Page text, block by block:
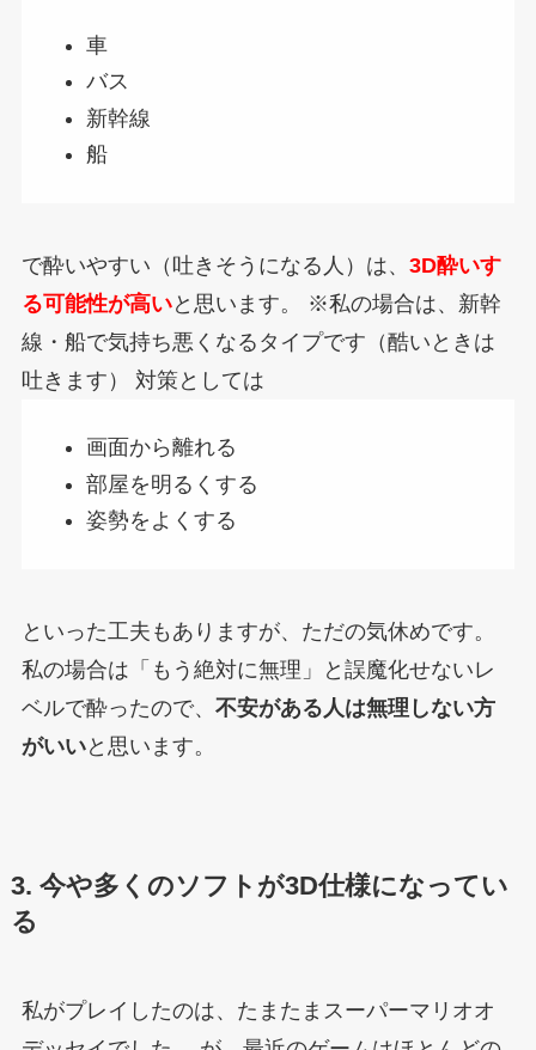
車
バス
新幹線
船
で酔いやすい（吐きそうになる人）は、 3D酔いす
る可能性が高いと思います。
※私の場合は、新幹
線・船で気持ち悪くなるタイプです（酷いときは
吐きます） 対策としては
画面から離れる
部屋を明るくする
姿勢をよくする
といった工夫もありますが、ただの気休めです。
私の場合は「もう絶対に無理」と誤魔化せないレ
ベルで酔ったので、 不安がある人は無理しない方
がいいと思います。
3. 今や多くのソフトが3D仕様になってい
る
私がプレイしたのは、たまたまスーパーマリオオ